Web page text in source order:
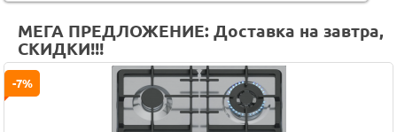
МЕГА ПРЕДЛОЖЕНИЕ: Доставка на завтра,
СКИДКИ!!!
-7%